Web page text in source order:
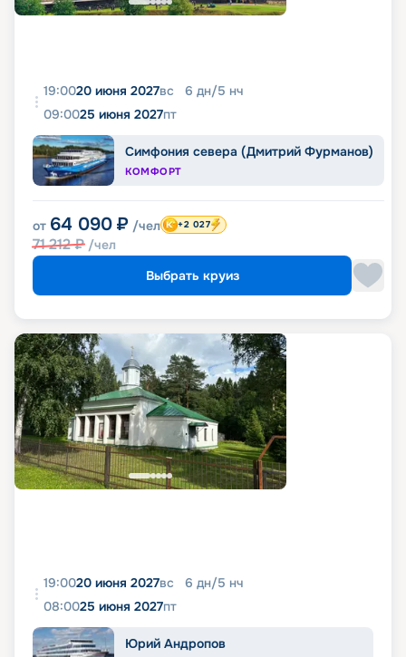
19:0020 июня 2027вс 6 дн/5 нч
09:0025 июня 2027пт
Симфония севера (Дмитрий Фурманов)
КОМФОРТ
от 64 090 ₽ /чел
71 212₽ /чел
+2 027
Выбрать круиз
19:0020 июня 2027вс 6 дн/5 нч
08:0025 июня 2027пт
Юрий Андропов